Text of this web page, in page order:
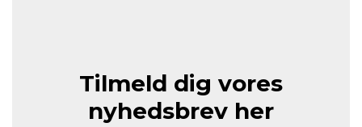
Tilmeld dig vores
nyhedsbrev her